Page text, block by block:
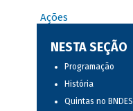
Ações
NESTA SEÇÃO
Programação
História
Quintas no BNDES